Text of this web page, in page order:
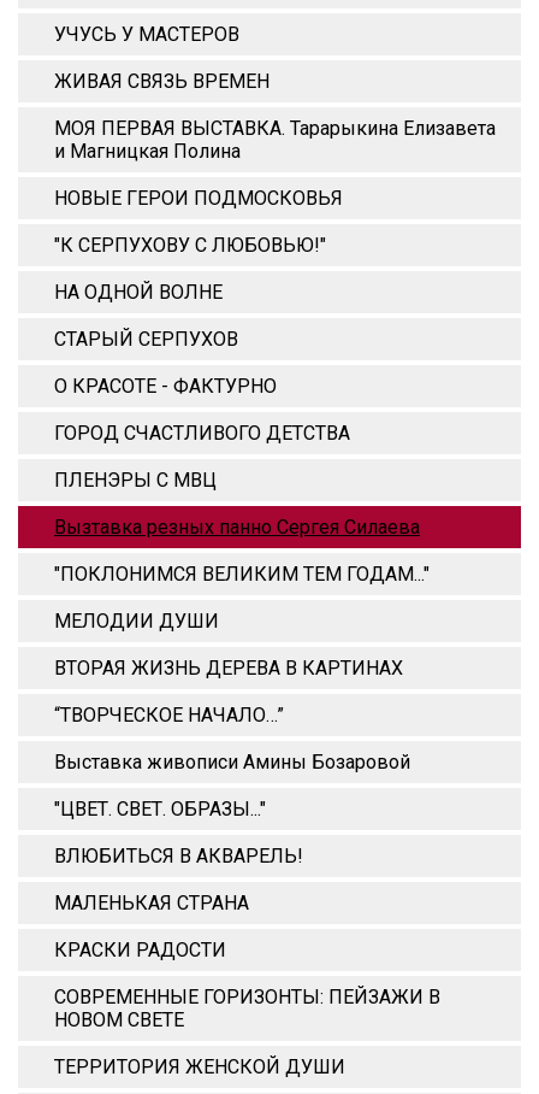
УЧУСЬ У МАСТЕРОВ
ЖИВАЯ СВЯЗЬ ВРЕМЕН
МОЯ ПЕРВАЯ ВЫСТАВКА. Тарарыкина Елизавета
и Магницкая Полина
НОВЫЕ ГЕРОИ ПОДМОСКОВЬЯ
"К СЕРПУХОВУ С ЛЮБОВЬЮ!"
НА ОДНОЙ ВОЛНЕ
СТАРЫЙ СЕРПУХОВ
О КРАСОТЕ - ФАКТУРНО
ГОРОД СЧАСТЛИВОГО ДЕТСТВА
ПЛЕНЭРЫ С МВЦ
Вызтавка резных панно Сергея Силаева
"ПОКЛОНИМСЯ ВЕЛИКИМ ТЕМ ГОДАМ..."
МЕЛОДИИ ДУШИ
ВТОРАЯ ЖИЗНЬ ДЕРЕВА В КАРТИНАХ
“ТВОРЧЕСКОЕ НАЧАЛО…”
Выставка живописи Амины Бозаровой
"ЦВЕТ. СВЕТ. ОБРАЗЫ..."
ВЛЮБИТЬСЯ В АКВАРЕЛЬ!
МАЛЕНЬКАЯ СТРАНА
КРАСКИ РАДОСТИ
СОВРЕМЕННЫЕ ГОРИЗОНТЫ: ПЕЙЗАЖИ В
НОВОМ СВЕТЕ
ТЕРРИТОРИЯ ЖЕНСКОЙ ДУШИ